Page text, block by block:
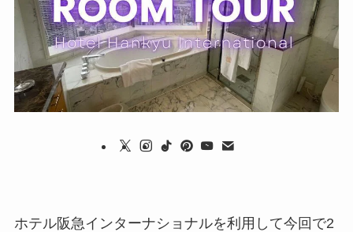
ホテル阪急インターナショナルを利用して今回で2